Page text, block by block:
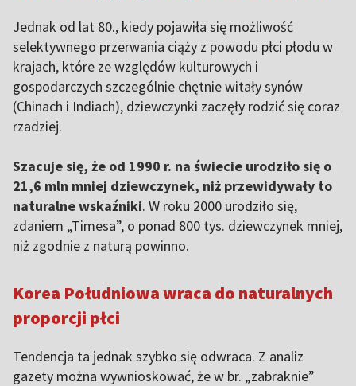
Jednak od lat 80., kiedy pojawiła się możliwość
selektywnego przerwania ciąży z powodu płci płodu w
krajach, które ze względów kulturowych i
gospodarczych szczególnie chętnie witały synów
(Chinach i Indiach), dziewczynki zaczęły rodzić się coraz
rzadziej.
Szacuje się, że od 1990 r. na świecie urodziło się o
21,6 mln mniej dziewczynek, niż przewidywały to
naturalne wskaźniki. W roku 2000 urodziło się,
zdaniem „Timesa”, o ponad 800 tys. dziewczynek mniej,
niż zgodnie z naturą powinno.
Korea Południowa wraca do naturalnych
proporcji płci
Tendencja ta jednak szybko się odwraca. Z analiz
gazety można wywnioskować, że w br. „zabraknie”